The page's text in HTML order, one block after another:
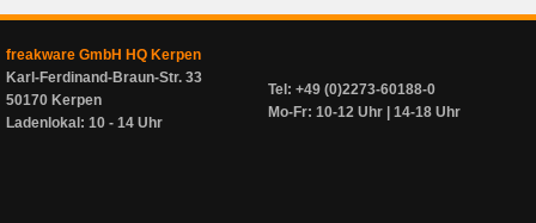
freakware GmbH HQ Kerpen
Karl-Ferdinand-Braun-Str. 33
50170 Kerpen
Ladenlokal: 10 - 14 Uhr
Tel: +49 (0)2273-60188-0
Mo-Fr: 10-12 Uhr | 14-18 Uhr